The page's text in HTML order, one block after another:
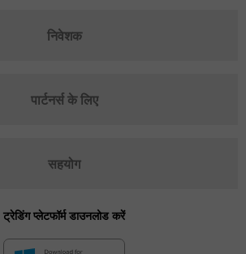
निवेशक
पार्टनर्स के लिए
सहयोग
ट्रेडिंग प्लेटफॉर्म डाउनलोड करें